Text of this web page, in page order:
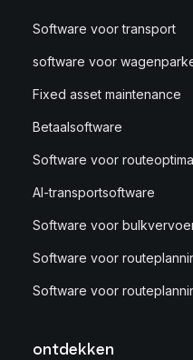
Software voor transport
software voor
Fixed asset maintenance
Betaalsoftware
Software voor
AI-transportsoftware
Software voor
Software voor
Software voor
ontdekken